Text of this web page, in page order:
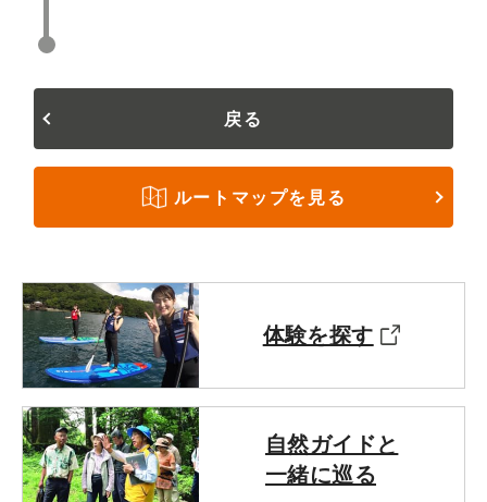
戻る
ルートマップを見る
体験を探す
自然ガイドと
一緒に巡る